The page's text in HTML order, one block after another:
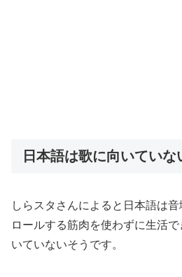
日本語は歌に向いていな
しらスタさんによると日本語は
ロールする筋肉を使わずに生活
いていないそうです。